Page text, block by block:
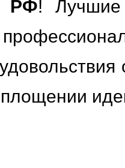
РФ! Лучшие